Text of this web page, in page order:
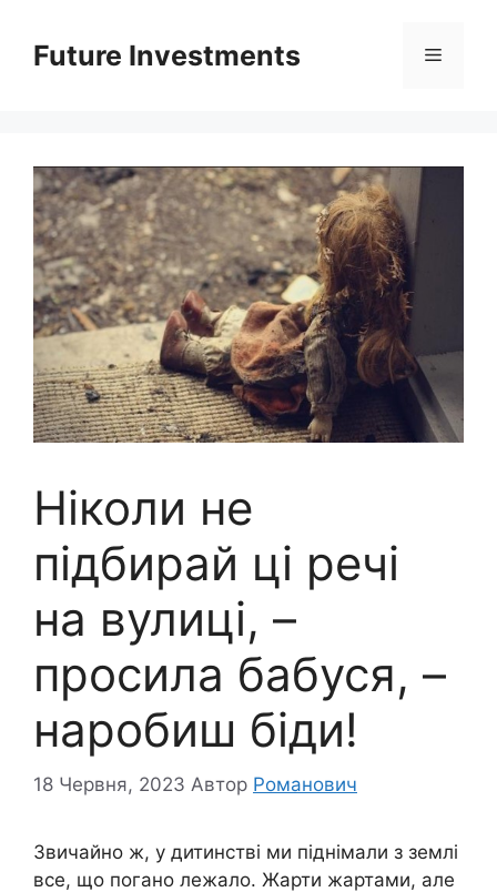
вмістуFuture Investments Меню
Ніколи не
підбирай ці речі
на вулиці, –
просила бабуся, –
наробиш бiди!
18 Червня, 2023 Автор Романович
Звичайно ж, у дитинстві ми піднімали з землі
все, що погано лежало. Жарти жартами, але